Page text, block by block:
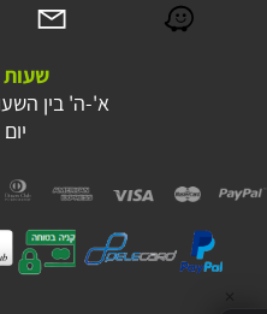
שעות
א'-ה' בין השעות 16:30 -